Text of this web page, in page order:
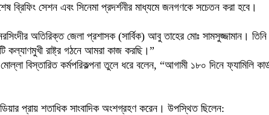
ব্রিফিং সেশন এবং সিনেমা প্রদর্শনীর মাধ্যমে জনগণকে সচেতন করা হবে।
অতিরিক্ত জেলা প্রশাসক (সার্বিক) আবু তাহের মোঃ সামসুজ্জামান।
কল্যাণমুখী রাষ্ট্র গঠনে আমরা কাজ করছি।”
বিস্তারিত কর্মপরিকল্পনা তুলে ধরে বলেন, “আগামী ১৮০ দিনে
প্রায় শতাধিক সাংবাদিক অংশগ্রহণ করেন। উপস্থিত ছিলেন: